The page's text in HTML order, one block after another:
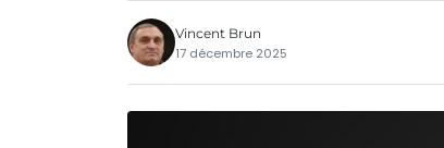
Vincent Brun
17 décembre 2025